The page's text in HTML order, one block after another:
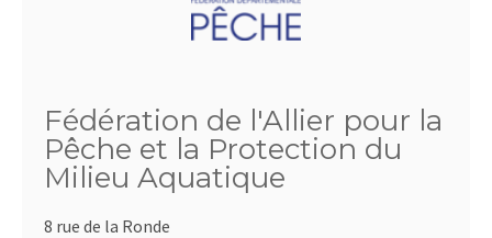
Fédération de l'Allier pour la
Pêche et la Protection du
Milieu Aquatique
8 rue de la Ronde